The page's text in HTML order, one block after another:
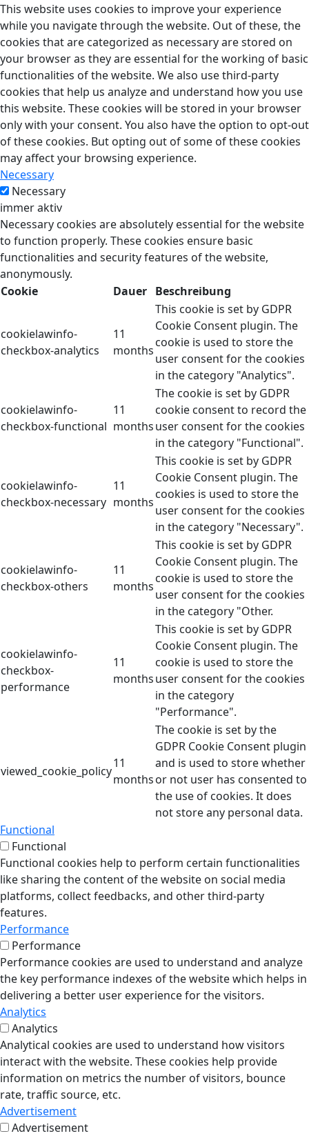
This website uses cookies to improve your experience
while you navigate through the website. Out of these, the
cookies that are categorized as necessary are stored on
your browser as they are essential for the working of basic
functionalities of the website. We also use third-party
cookies that help us analyze and understand how you use
this website. These cookies will be stored in your browser
only with your consent. You also have the option to opt-out
of these cookies. But opting out of some of these cookies
may affect your browsing experience.
Necessary
Necessary
immer aktiv
Necessary cookies are absolutely essential for the website
to function properly. These cookies ensure basic
functionalities and security features of the website,
anonymously.
Cookie
Dauer Beschreibung
cookielawinfo-
checkbox-analytics
11
months
This cookie is set by GDPR
Cookie Consent plugin. The
cookie is used to store the
user consent for the cookies
in the category "Analytics".
cookielawinfo-
checkbox-functional
11
months
The cookie is set by GDPR
cookie consent to record the
user consent for the cookies
in the category "Functional".
cookielawinfo-
checkbox-necessary
11
months
This cookie is set by GDPR
Cookie Consent plugin. The
cookies is used to store the
user consent for the cookies
in the category "Necessary".
cookielawinfo-
checkbox-others
11
months
This cookie is set by GDPR
Cookie Consent plugin. The
cookie is used to store the
user consent for the cookies
in the category "Other.
cookielawinfo-
checkbox-
performance
11
months
This cookie is set by GDPR
Cookie Consent plugin. The
cookie is used to store the
user consent for the cookies
in the category
"Performance".
viewed_cookie_policy
11
months
The cookie is set by the
GDPR Cookie Consent plugin
and is used to store whether
or not user has consented to
the use of cookies. It does
not store any personal data.
Functional
Functional
Functional cookies help to perform certain functionalities
like sharing the content of the website on social media
platforms, collect feedbacks, and other third-party
features.
Performance
Performance
Performance cookies are used to understand and analyze
the key performance indexes of the website which helps in
delivering a better user experience for the visitors.
Analytics
Analytics
Analytical cookies are used to understand how visitors
interact with the website. These cookies help provide
information on metrics the number of visitors, bounce
rate, traffic source, etc.
Advertisement
Advertisement